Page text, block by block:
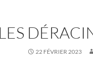
22 FÉVRIER 2023